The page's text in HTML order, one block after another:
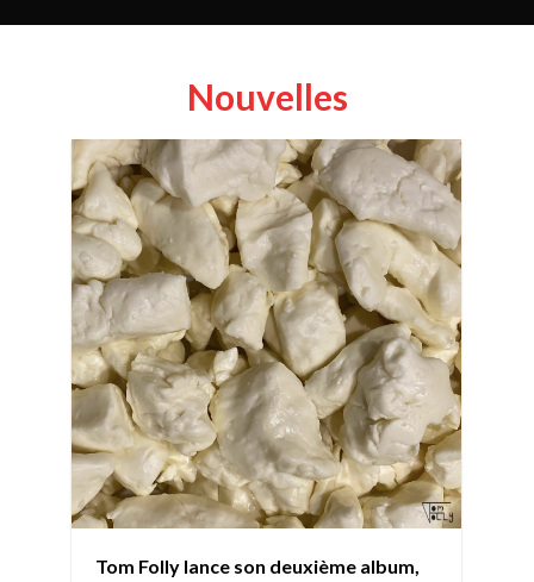
Nouvelles
Tom Folly lance son deuxième album,